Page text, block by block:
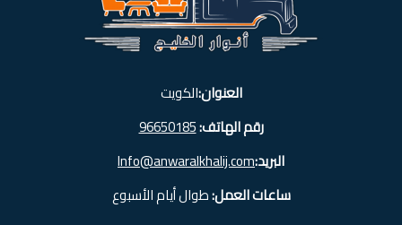
العنوان:الكويت
رقم الهاتف:96650185
البريد:Info@anwaralkhalij.com
ساعات العمل:طوال أيام الأسبوع